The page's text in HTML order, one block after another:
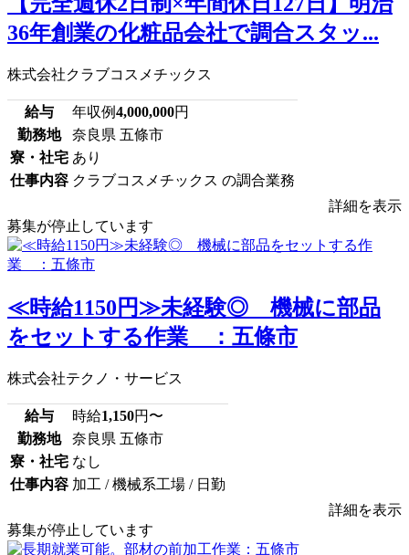
36年創業の化粧品会社で調合スタッ...
株式会社クラブコスメチックス
給与 年収例4,000,000円
勤務地
奈良県 五條市
寮・社宅 あり
仕事内容 クラブコスメチックス の調合業務
詳細を表示
募集が停止しています
≪時給1150円≫未経験◎ 機械に部品
をセットする作業 ：五條市
株式会社テクノ・サービス
給与 時給1,150円〜
勤務地
奈良県 五條市
寮・社宅 なし
仕事内容 加工 / 機械系工場 / 日勤
詳細を表示
募集が停止しています